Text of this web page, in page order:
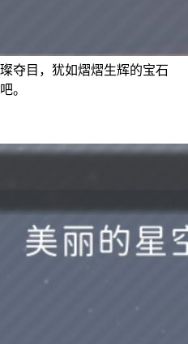
夺目，犹如熠熠生辉的宝石
。